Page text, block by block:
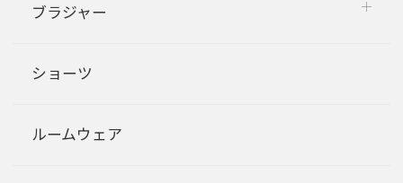
ブラジャー
ショーツ
ルームウェア